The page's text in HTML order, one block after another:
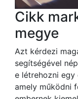
Cikk
megye
Azt kérdezi
segítségével
e létrehozni egy
amely működni